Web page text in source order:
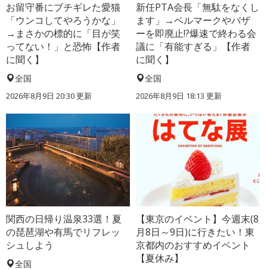
お留守番にブチギレた愛猫
「ウンコしてやろうかな」
→まさかの標的に「目が笑
ってない！」と恐怖【作者
に聞く】
全国
2026年8月9日 20:30更新
新任PTA会長「無駄をなくし
ます」→ベルマークやバザ
ーを即廃止!?爆速で終わる会
議に「有能すぎる」【作者
に聞く】
全国
2026年8月9日 18:13 更新
関西の日帰り温泉33選！夏
の琵琶湖や有馬でリフレッ
シュしよう
全国
【東京のイベント】今週末(8
月8日～9日)に行きたい！東
京都内のおすすめイベント
【夏休み】